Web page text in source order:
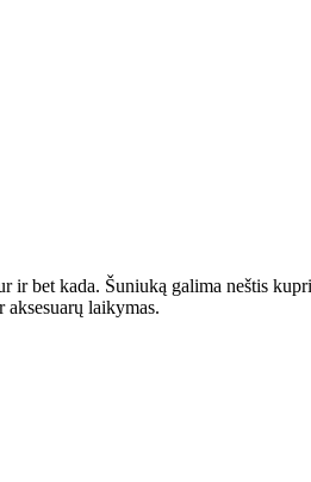
bet kada. Šuniuką galima neštis
laikymas.